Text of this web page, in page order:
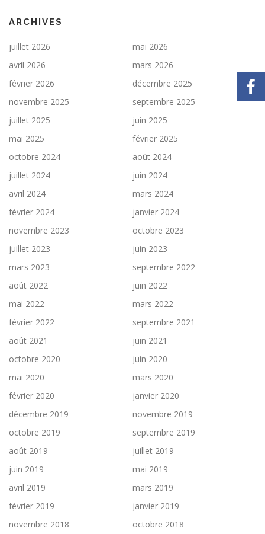
ARCHIVES
juillet 2026
mai 2026
avril 2026
mars 2026
février 2026
décembre 2025
novembre 2025
septembre 2025
juillet 2025
juin 2025
mai 2025
février 2025
octobre 2024
août 2024
juillet 2024
juin 2024
avril 2024
mars 2024
février 2024
janvier 2024
novembre 2023
octobre 2023
juillet 2023
juin 2023
mars 2023
septembre 2022
août 2022
juin 2022
mai 2022
mars 2022
février 2022
septembre 2021
août 2021
juin 2021
octobre 2020
juin 2020
mai 2020
mars 2020
février 2020
janvier 2020
décembre 2019
novembre 2019
octobre 2019
septembre 2019
août 2019
juillet 2019
juin 2019
mai 2019
avril 2019
mars 2019
février 2019
janvier 2019
novembre 2018
octobre 2018